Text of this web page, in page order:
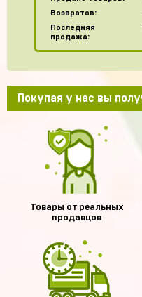
Возвратов:
Последняя
продажа:
Покупая у нас вы
Товары от реальных
продавцов